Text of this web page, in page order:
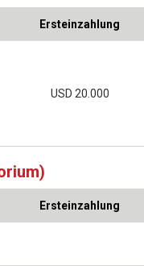
Ersteinzahlung
USD 20.000
Ersteinzahlung